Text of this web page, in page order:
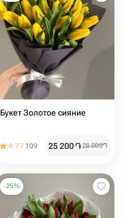
Букет Золотое сияние
4.77 109 25 200֏28 000֏
-25%